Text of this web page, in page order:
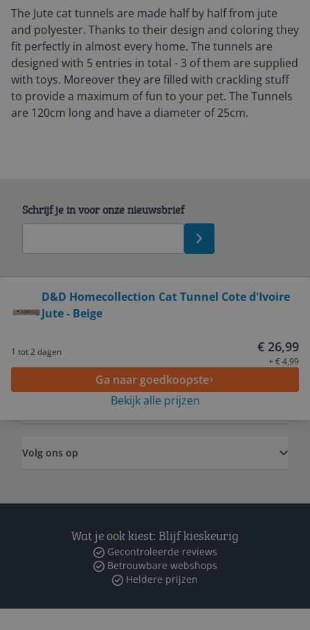
The Jute cat tunnels are made half by half from jute
and polyester. Thanks to their design and coloring they
fit perfectly in almost every home. The tunnels are
designed with 5 entries in total - 3 of them are supplied
with toys. Moreover they are filled with crackling stuff
to provide a maximum of fun to your pet. The Tunnels
are 120cm long and have a diameter of 25cm.
D&D Homecollection Cat Tunnel Cote d'Ivoire
Jute - Beige
1 tot 2 dagen € 26,99
+ € 4,99
Ga naar goedkoopste
Bekijk alle prijzen
Schrijf je in voor onze nieuwsbrief
Service
Algemeen
Volg ons op
Wat je ook kiest: Blijf kieskeurig
Gecontroleerde reviews
Betrouwbare webshops
Heldere prijzen